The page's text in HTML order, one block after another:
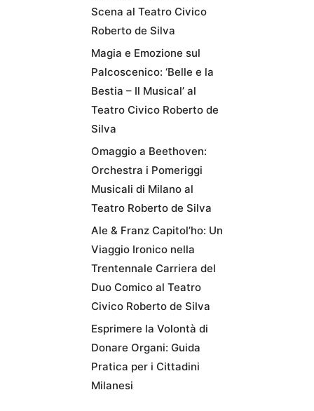
Scena al Teatro Civico
Roberto de Silva
Magia e Emozione sul
Palcoscenico: ‘Belle e la
Bestia – Il Musical’ al
Teatro Civico Roberto de
Silva
Omaggio a Beethoven:
Orchestra i Pomeriggi
Musicali di Milano al
Teatro Roberto de Silva
Ale & Franz Capitol’ho: Un
Viaggio Ironico nella
Trentennale Carriera del
Duo Comico al Teatro
Civico Roberto de Silva
Esprimere la Volontà di
Donare Organi: Guida
Pratica per i Cittadini
Milanesi